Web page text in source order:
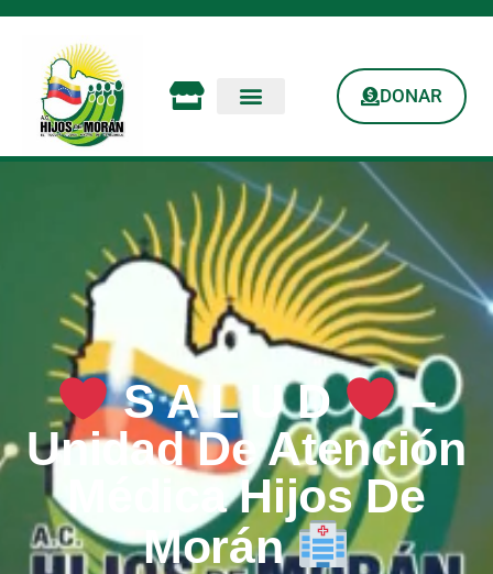
DONAR
S A L U D
–
Unidad De Atención
Médica Hijos De
Morán